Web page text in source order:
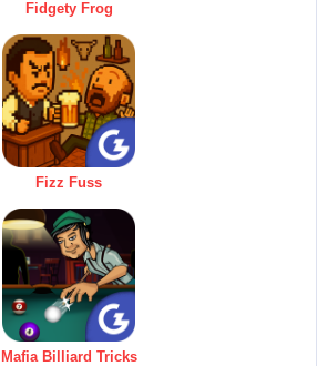
Fidgety Frog
Fizz Fuss
Mafia Billiard Tricks